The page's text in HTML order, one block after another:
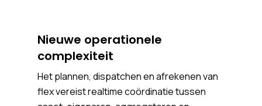
Nieuwe operationele
complexiteit
Het plannen, dispatchen en afrekenen van
flex vereist realtime coördinatie tussen